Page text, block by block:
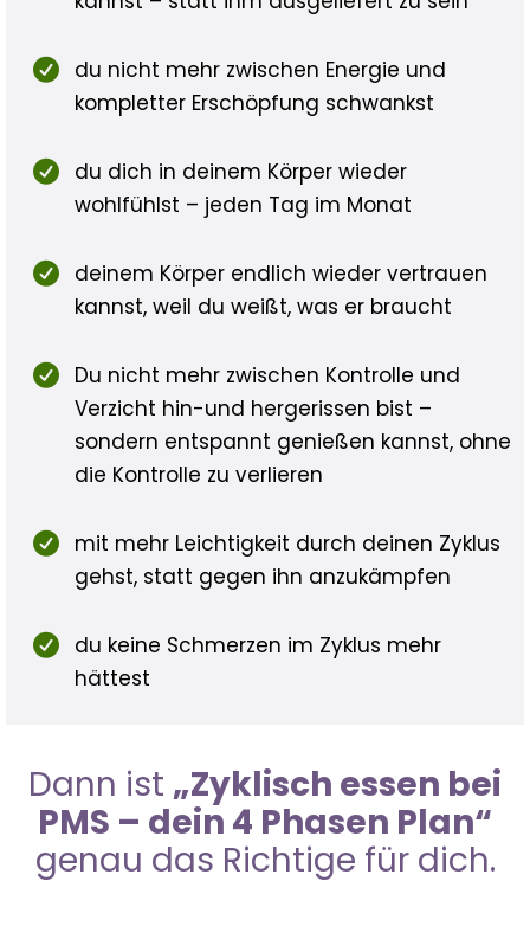
du nicht mehr zwischen Energie und
kompletter Erschöpfung schwankst
du dich in deinem Körper wieder
wohlfühlst – jeden Tag im Monat
deinem Körper endlich wieder vertrauen
kannst, weil du weißt, was er braucht
Du nicht mehr zwischen Kontrolle und
Verzicht hin-und hergerissen bist –
sondern entspannt genießen kannst, ohne
die Kontrolle zu verlieren
mit mehr Leichtigkeit durch deinen Zyklus
gehst, statt gegen ihn anzukämpfen
du keine Schmerzen im Zyklus mehr
hättest
Dann ist „Zyklisch essen bei
PMS – dein 4 Phasen Plan“
genau das Richtige für dich.